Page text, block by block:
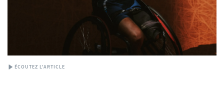
ÉCOUTEZ L'ARTICLE